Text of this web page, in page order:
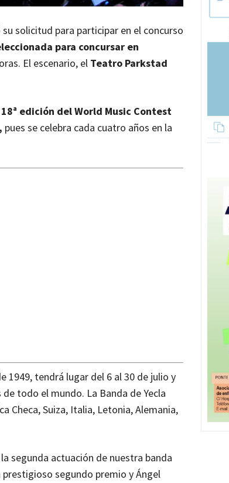
solicitud para participar en el concurso
para concursar en
El escenario, el Teatro Parkstad
18ª edición del World Music Contest
pues se celebra cada cuatro años en la
1949, tendrá lugar del 6 al 30 de julio y
todo el mundo. La Banda de Yecla
Checa, Suiza, Italia, Letonia, Alemania,
segunda actuación de nuestra banda
prestigioso segundo premio y Ángel